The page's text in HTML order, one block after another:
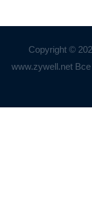
Copyright ©
www.zywell.net